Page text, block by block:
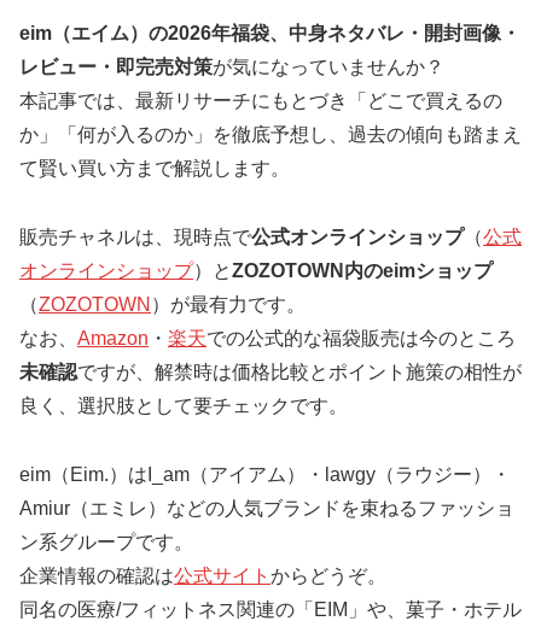
eim（エイム）の2026年福袋、中身ネタバレ・開封画像・
レビュー・即完売対策が気になっていませんか？
本記事では、最新リサーチにもとづき「どこで買えるの
か」「何が入るのか」を徹底予想し、過去の傾向も踏まえ
て賢い買い方まで解説します。
販売チャネルは、現時点で公式オンラインショップ（公式
オンラインショップ）とZOZOTOWN内のeimショップ
（ZOZOTOWN ）が最有力です。
なお、 Amazon ・ 楽天での公式的な福袋販売は今のところ
未確認ですが、解禁時は価格比較とポイント施策の相性が
良く、選択肢として要チェックです。
eim（Eim.）はI_am（アイアム）・lawgy（ラウジー）・
Amiur（エミレ）などの人気ブランドを束ねるファッショ
ン系グループです。
企業情報の確認は公式サイト からどうぞ。
同名の医療/フィットネス関連の「EIM」や、菓子・ホテル